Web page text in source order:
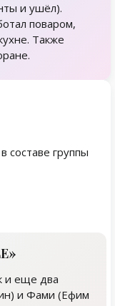
и ушёл).
поваром,
Также
составе группы
и еще два
и Фами (Ефим